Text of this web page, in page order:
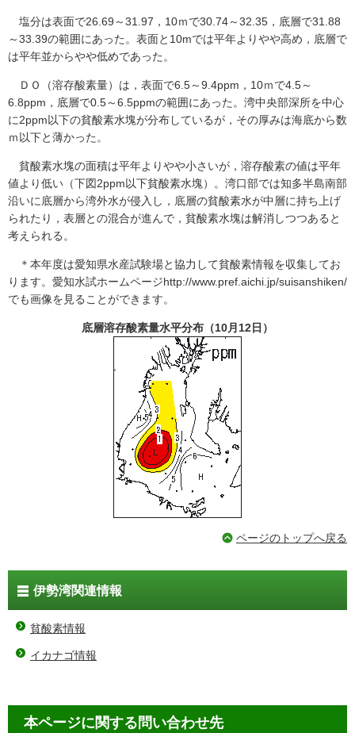
塩分は表面で26.69～31.97，10ｍで30.74～32.35，底層で31.88
～33.39の範囲にあった。表面と10mでは平年よりやや高め，底層で
は平年並からやや低めであった。
ＤＯ（溶存酸素量）は，表面で6.5～9.4ppm，10ｍで4.5～
6.8ppm，底層で0.5～6.5ppmの範囲にあった。湾中央部深所を中心
に2ppm以下の貧酸素水塊が分布しているが，その厚みは海底から数
ｍ以下と薄かった。
貧酸素水塊の面積は平年よりやや小さいが，溶存酸素の値は平年
値より低い（下図2ppm以下貧酸素水塊）。湾口部では知多半島南部
沿いに底層から湾外水が侵入し，底層の貧酸素水が中層に持ち上げ
られたり，表層との混合が進んで，貧酸素水塊は解消しつつあると
考えられる。
＊本年度は愛知県水産試験場と協力して貧酸素情報を収集してお
ります。愛知水試ホームページhttp://www.pref.aichi.jp/suisanshiken/
でも画像を見ることができます。
底層溶存酸素量水平分布（10月12日）
ページのトップへ戻る
伊勢湾関連情報
貧酸素情報
イカナゴ情報
本ページに関する問い合わせ先